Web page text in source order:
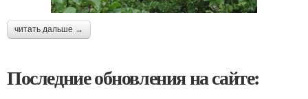
читать дальше →
Последние обновления на сайте: